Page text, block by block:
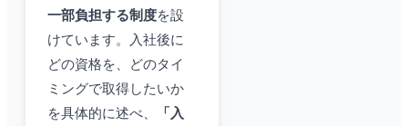
一部負担する制度を設
けています。入社後に
どの資格を、どのタイ
ミングで取得したいか
を具体的に述べ、
「入